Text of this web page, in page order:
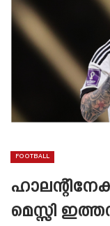
FOOTBALL
മെസ്സി